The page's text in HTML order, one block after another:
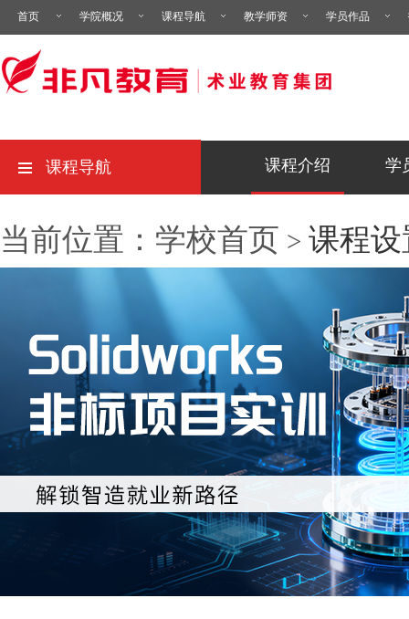
首页 学院概况 课程导航 教学师资 学员作品
课程介绍 学
课程导航
当前位置：学校首页 > 课程设